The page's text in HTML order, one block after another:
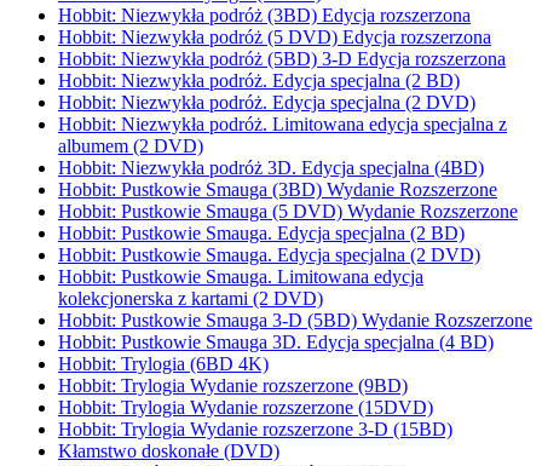
Hobbit: Niezwykła podróż (3BD) Edycja rozszerzona
Hobbit: Niezwykła podróż (5 DVD) Edycja rozszerzona
Hobbit: Niezwykła podróż (5BD) 3-D Edycja rozszerzona
Hobbit: Niezwykła podróż. Edycja specjalna (2 BD)
Hobbit: Niezwykła podróż. Edycja specjalna (2 DVD)
Hobbit: Niezwykła podróż. Limitowana edycja specjalna z
albumem (2 DVD)
Hobbit: Niezwykła podróż 3D. Edycja specjalna (4BD)
Hobbit: Pustkowie Smauga (3BD) Wydanie Rozszerzone
Hobbit: Pustkowie Smauga (5 DVD) Wydanie Rozszerzone
Hobbit: Pustkowie Smauga. Edycja specjalna (2 BD)
Hobbit: Pustkowie Smauga. Edycja specjalna (2 DVD)
Hobbit: Pustkowie Smauga. Limitowana edycja
kolekcjonerska z kartami (2 DVD)
Hobbit: Pustkowie Smauga 3-D (5BD) Wydanie Rozszerzone
Hobbit: Pustkowie Smauga 3D. Edycja specjalna (4 BD)
Hobbit: Trylogia (6BD 4K)
Hobbit: Trylogia Wydanie rozszerzone (9BD)
Hobbit: Trylogia Wydanie rozszerzone (15DVD)
Hobbit: Trylogia Wydanie rozszerzone 3-D (15BD)
Kłamstwo doskonałe (DVD)